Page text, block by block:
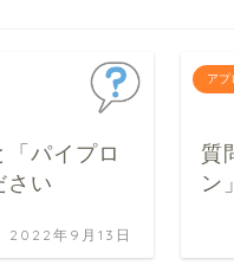
パイプロ
さい
2022年9月13日
アプ
質
ン